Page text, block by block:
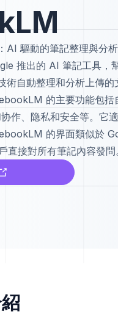
AI 驅動的筆記整理與分析
推出的 AI 筆記工具，
自動整理和分析上傳的
的主要功能包括
作、隐私和安全等。它
的界面類似於
接對所有筆記內容發問